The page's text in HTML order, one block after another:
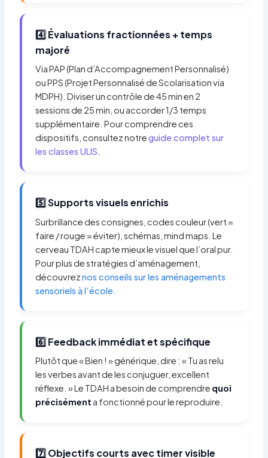
4️⃣ Évaluations fractionnées + temps
majoré
Via PAP (Plan d’Accompagnement Personnalisé)
ou PPS (Projet Personnalisé de Scolarisation via
MDPH). Diviser un contrôle de 45 min en 2
sessions de 25 min, ou accorder 1/3 temps
supplémentaire. Pour comprendre ces
dispositifs, consultez notreguide complet sur
les classes ULIS
5️⃣ Supports visuels enrichis
Surbrillance des consignes, codes couleur (vert =
faire / rouge = éviter), schémas, mind maps. Le
cerveau TDAH capte mieux le visuel que l’oral pur.
Pour plus de stratégies d’aménagement,
découvreznos conseils sur les aménagements
sensoriels à l’école
6️⃣ Feedback immédiat et spécifique
Plutôt que « Bien ! » générique, dire : « Tu as relu
les verbes avant de les conjuguer, excellent
réflexe. » Le TDAH a besoin de comprendre quoi
précisément a fonctionné pour le reproduire.
7️⃣ Objectifs courts avec timer visible